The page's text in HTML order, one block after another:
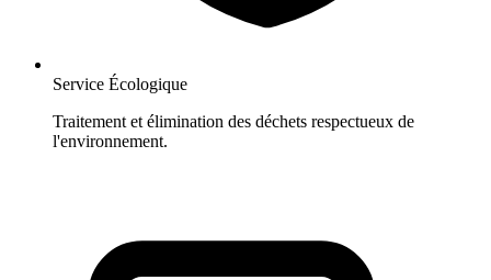
Service Écologique
Traitement et élimination des déchets respectueux de
l'environnement.